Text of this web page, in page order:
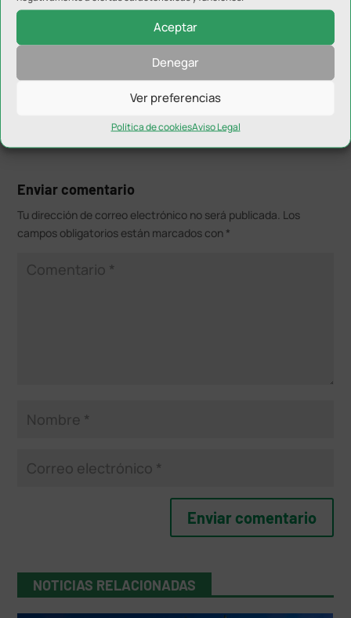
Aceptar
Denegar
Ver preferencias
Política de cookiesAviso Legal
Redacción
Hola, Mario. Toda la información y venta de entradas puedes
encontrarla en la web oficial de Jaén Cup (jaencup.com)
Enviar comentario
Tu dirección de correo electrónico no será publicada. Los
campos obligatorios están marcados con *
NOTICIAS RELACIONADAS